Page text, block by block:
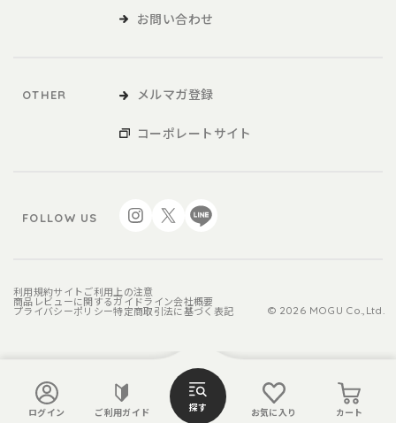
ログイン ご利用ガイド 探す お気に入り カート
お問い合わせ
OTHER メルマガ登録
コーポレートサイト
FOLLOW US
利用規約サイトご利用上の注意
商品レビューに関するガイドライン会社概要
プライバシーポリシー特定商取引法に基づく表記 © 2026 MOGU Co.,Ltd.